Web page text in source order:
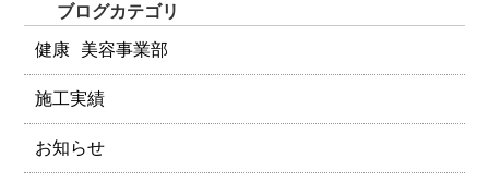
ブログカテゴリ
健康 美容事業部
施工実績
お知らせ